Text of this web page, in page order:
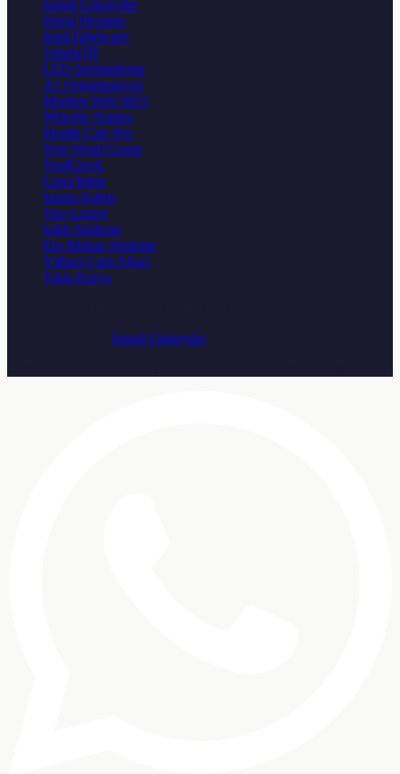
İsmail Günaydın
Hepsi Hesapla
IsıklıTabela.net
TabelaTR
LED Işıklandırma
A1 Organizasyon
Modern Web SEO
Wheelie Names
Health Calc Pro
Text Word Count
ToolGenX
Luna İntim
Sauna Kabin
Trio Lezzet
Işıklı Süsleme
Dış Mekan Süsleme
Yılbaşı Çam Ağacı
Tıkla Kurye
İsmail Günaydın